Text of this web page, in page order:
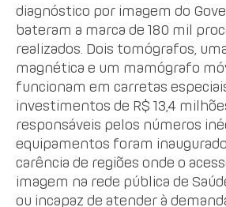
diagnóstico por imagem do
bateram a marca de 180 mil
realizados. Dois tomógrafos,
magnética e um mamógrafo
funcionam em carretas
investimentos de R$ 13,4
responsáveis pelos números
equipamentos foram
carência de regiões onde o
imagem na rede pública de
ou incapaz de atender à